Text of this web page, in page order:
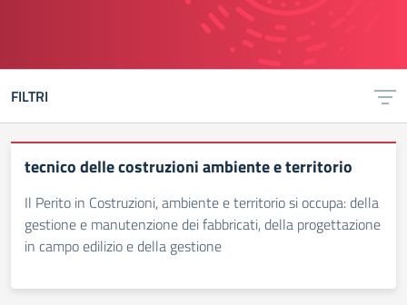
FILTRI
tecnico delle costruzioni ambiente e territorio
Il Perito in Costruzioni, ambiente e territorio si occupa: della
gestione e manutenzione dei fabbricati, della progettazione
in campo edilizio e della gestione